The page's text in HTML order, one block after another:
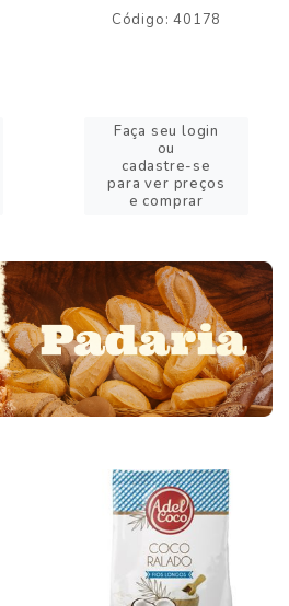
Código: 40178
Faça seu login
ou
cadastre-se
para ver preços
e comprar